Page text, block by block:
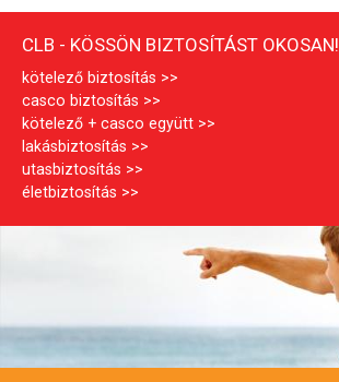
L
B
CLB - KÖSSÖN BIZTOSÍTÁST OKOSAN!
kötelező biztosítás
casco biztosítás
kötelező + casco együtt
lakásbiztosítás
utasbiztosítás
életbiztosítás